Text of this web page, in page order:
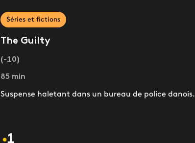
Séries et fictions
The Guilty
(-10)
85 min
Suspense haletant dans un bureau de police danois.